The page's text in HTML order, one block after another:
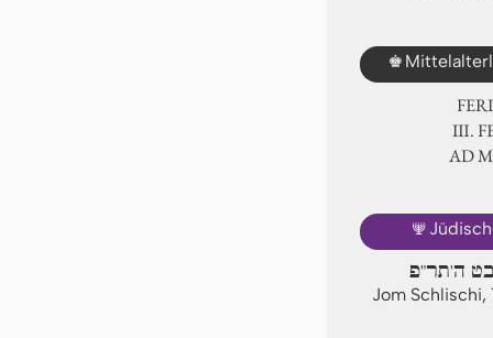
♚
Ⅲ.
AD
🕎
ה'תר"פ
Jom Schlischi,